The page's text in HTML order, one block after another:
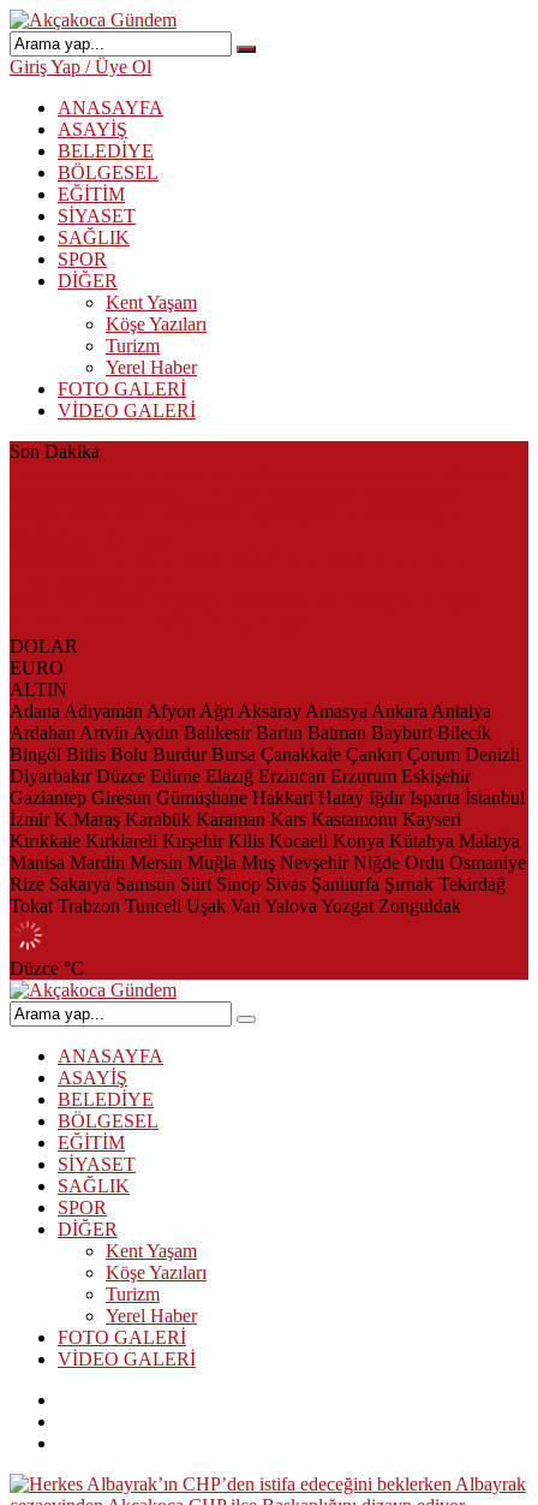
Giriş Yap / Üye Ol
ANASAYFA
ASAYİŞ
BELEDİYE
BÖLGESEL
EĞİTİM
SİYASET
SAĞLIK
SPOR
DİĞER
Kent Yaşam
Köşe Yazıları
Turizm
Yerel Haber
FOTO GALERİ
VİDEO GALERİ
Son Dakika
DOLAR
EURO
ALTIN
Adana Adıyaman Afyon Ağrı Aksaray Amasya Ankara Antalya
Ardahan Artvin Aydın Balıkesir Bartın Batman Bayburt Bilecik
Bingöl Bitlis Bolu Burdur Bursa Çanakkale Çankırı Çorum Denizli
Diyarbakır Düzce Edirne Elazığ Erzincan Erzurum Eskişehir
Gaziantep Giresun Gümüşhane Hakkari Hatay Iğdır Isparta İstanbul
İzmir K.Maraş Karabük Karaman Kars Kastamonu Kayseri
Kırıkkale Kırklareli Kırşehir Kilis Kocaeli Konya Kütahya Malatya
Manisa Mardin Mersin Muğla Muş Nevşehir Niğde Ordu Osmaniye
Rize Sakarya Samsun Siirt Sinop Sivas Şanlıurfa Şırnak Tekirdağ
Tokat Trabzon Tunceli Uşak Van Yalova Yozgat Zonguldak
Düzce °C
ANASAYFA
ASAYİŞ
BELEDİYE
BÖLGESEL
EĞİTİM
SİYASET
SAĞLIK
SPOR
DİĞER
Kent Yaşam
Köşe Yazıları
Turizm
Yerel Haber
FOTO GALERİ
VİDEO GALERİ